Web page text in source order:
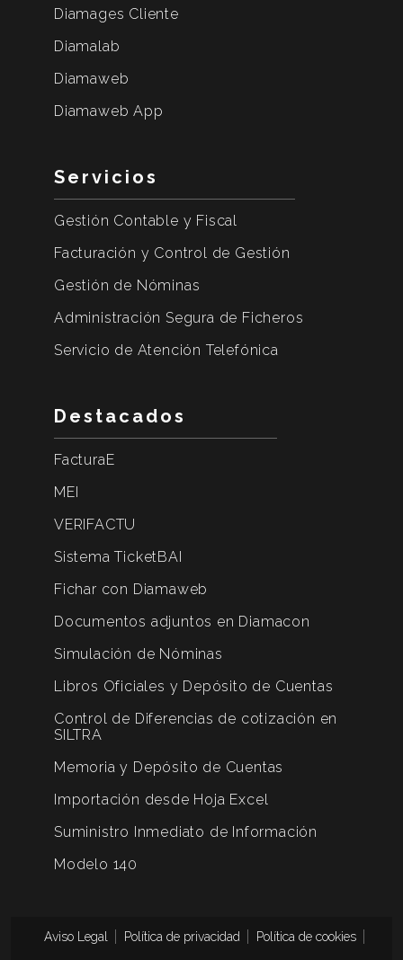
Diamages Cliente
Diamalab
Diamaweb
Diamaweb App
Servicios
Gestión Contable y Fiscal
Facturación y Control de Gestión
Gestión de Nóminas
Administración Segura de Ficheros
Servicio de Atención Telefónica
Destacados
FacturaE
MEI
VERIFACTU
Sistema TicketBAI
Fichar con Diamaweb
Documentos adjuntos en Diamacon
Simulación de Nóminas
Libros Oficiales y Depósito de Cuentas
Control de Diferencias de cotización en
SILTRA
Memoria y Depósito de Cuentas
Importación desde Hoja Excel
Suministro Inmediato de Información
Modelo 140
Aviso Legal Política de privacidad Política de cookies